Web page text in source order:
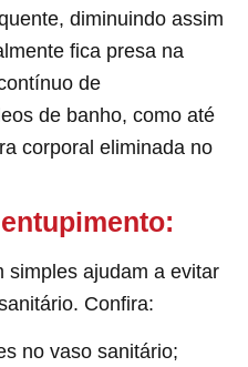
diminuindo assim
fica presa na
de
de banho, como até
corporal eliminada no
simples ajudam a evitar
Confira:
no vaso sanitário;